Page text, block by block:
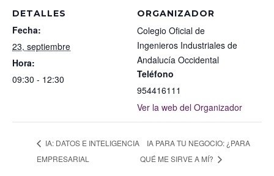
DETALLES
Fecha:
23, septiembre
Hora:
09:30 - 12:30
ORGANIZADOR
Colegio Oficial de
Ingenieros Industriales de
Andalucía Occidental
Teléfono
954416111
Ver la web del Organizador
IA: DATOS E INTELIGENCIA
EMPRESARIAL
IA PARA TU NEGOCIO: ¿PARA
QUÉ ME SIRVE A MÍ?